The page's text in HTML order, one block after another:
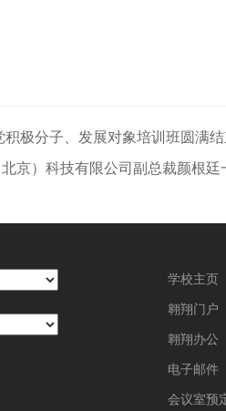
极分子、发展对象培训班圆满
）科技有限公司副总裁颜根廷
学校主页
翱翔门户
翱翔办公
电子邮件
会议室预